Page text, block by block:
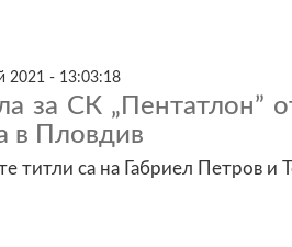
2021 - 13:03:18
за СК „Пентатлон”
в Пловдив
титли са на Габриел Петров и